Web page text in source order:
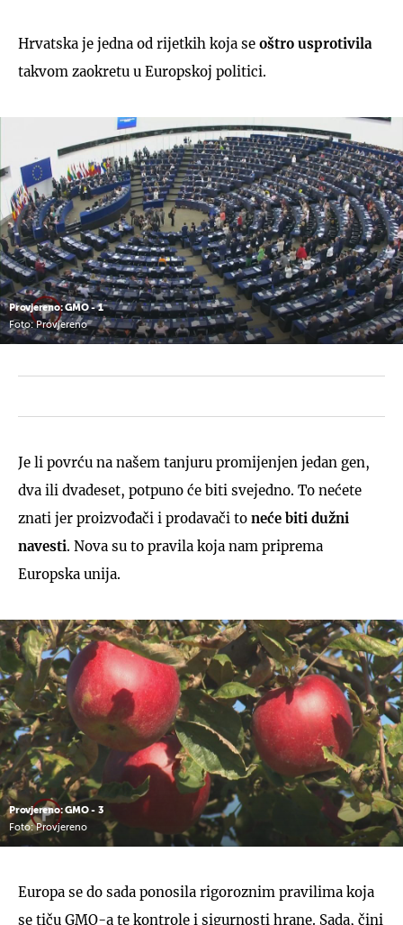
Hrvatska je jedna od rijetkih koja se oštro usprotivila
takvom zaokretu u Europskoj politici.
Provjereno: GMO - 1
Foto: Provjereno
Je li povrću na našem tanjuru promijenjen jedan gen,
dva ili dvadeset, potpuno će biti svejedno. To nećete
znati jer proizvođači i prodavači to neće biti dužni
navesti. Nova su to pravila koja nam priprema
Europska unija.
Provjereno: GMO - 3
Foto: Provjereno
Europa se do sada ponosila rigoroznim pravilima koja
se tiču GMO-a te kontrole i sigurnosti hrane. Sada, čini